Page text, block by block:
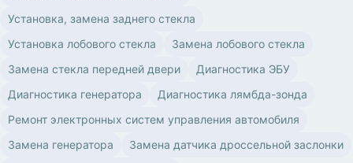
Установка, замена заднего стекла
Установка лобового стекла
Замена лобового стекла
Замена стекла передней двери
Диагностика ЭБУ
Диагностика генератора
Диагностика лямбда-зонда
Ремонт электронных систем управления автомобиля
Замена генератора
Замена датчика дроссельной заслонки